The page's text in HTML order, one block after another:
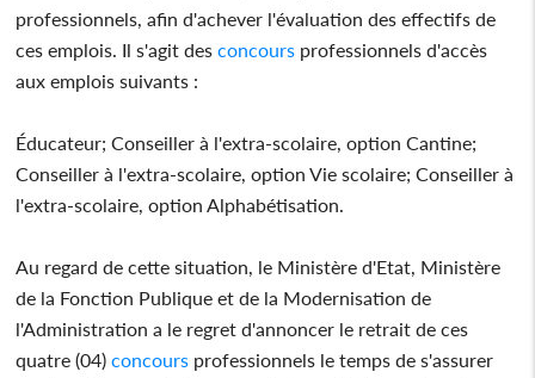
professionnels, afin d'achever l'évaluation des effectifs de
ces emplois. Il s'agit desconcours professionnels d'accès
aux emplois suivants :
Éducateur; Conseiller à l'extra-scolaire, option Cantine;
Conseiller à l'extra-scolaire, option Vie scolaire; Conseiller à
l'extra-scolaire, option Alphabétisation.
Au regard de cette situation, le Ministère d'Etat, Ministère
de la Fonction Publique et de la Modernisation de
l'Administration a le regret d'annoncer le retrait de ces
quatre (04)concours professionnels le temps de s'assurer